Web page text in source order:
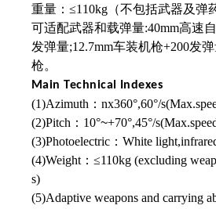
重量：≤110kg（不包括武器及弹
可适配武器和载弹量:40mm高速
发弹量;12.7mm车装机枪+200发
枪。
Main Technical Indexes
(1)Azimuth：nx360°,60°/
(2)Pitch：10°~+70°,45°/
(3)Photoelectric：White
(4)Weight：≤110kg (excluding
s)
(5)Adaptive weapons and carrying